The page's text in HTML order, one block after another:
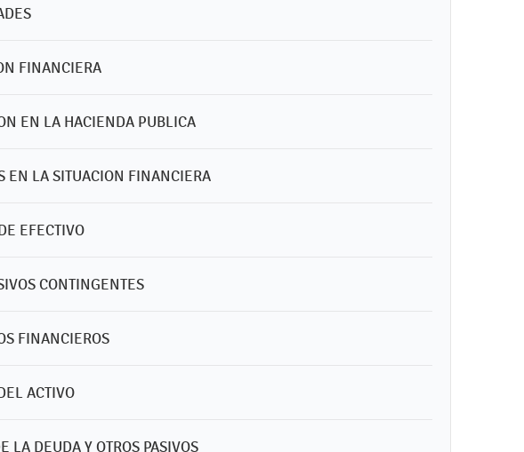
FINANCIERA
EN LA HACIENDA PUBLICA
EN LA SITUACION FINANCIERA
EFECTIVO
CONTINGENTES
FINANCIEROS
ACTIVO
LA DEUDA Y OTROS PASIVOS